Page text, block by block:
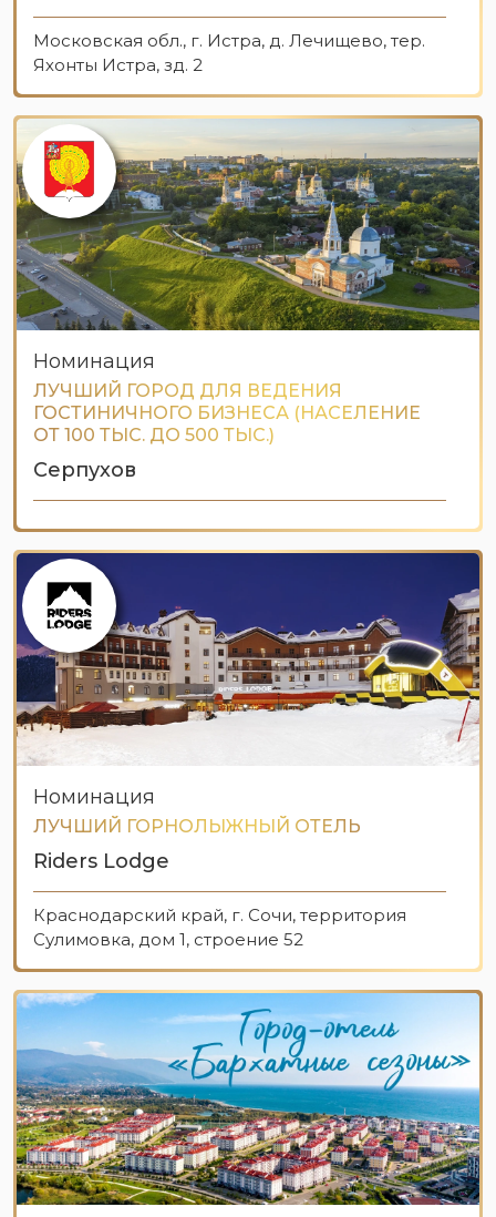
Московская обл., г. Истра, д. Лечищево, тер.
Яхонты Истра, зд. 2
Номинация
ЛУЧШИЙ ГОРОД ДЛЯ ВЕДЕНИЯ
ГОСТИНИЧНОГО БИЗНЕСА (НАСЕЛЕНИЕ
ОТ 100 ТЫС. ДО 500 ТЫС.)
Серпухов
Номинация
ЛУЧШИЙ ГОРНОЛЫЖНЫЙ ОТЕЛЬ
Riders Lodge
Краснодарский край, г. Сочи, территория
Сулимовка, дом 1, строение 52